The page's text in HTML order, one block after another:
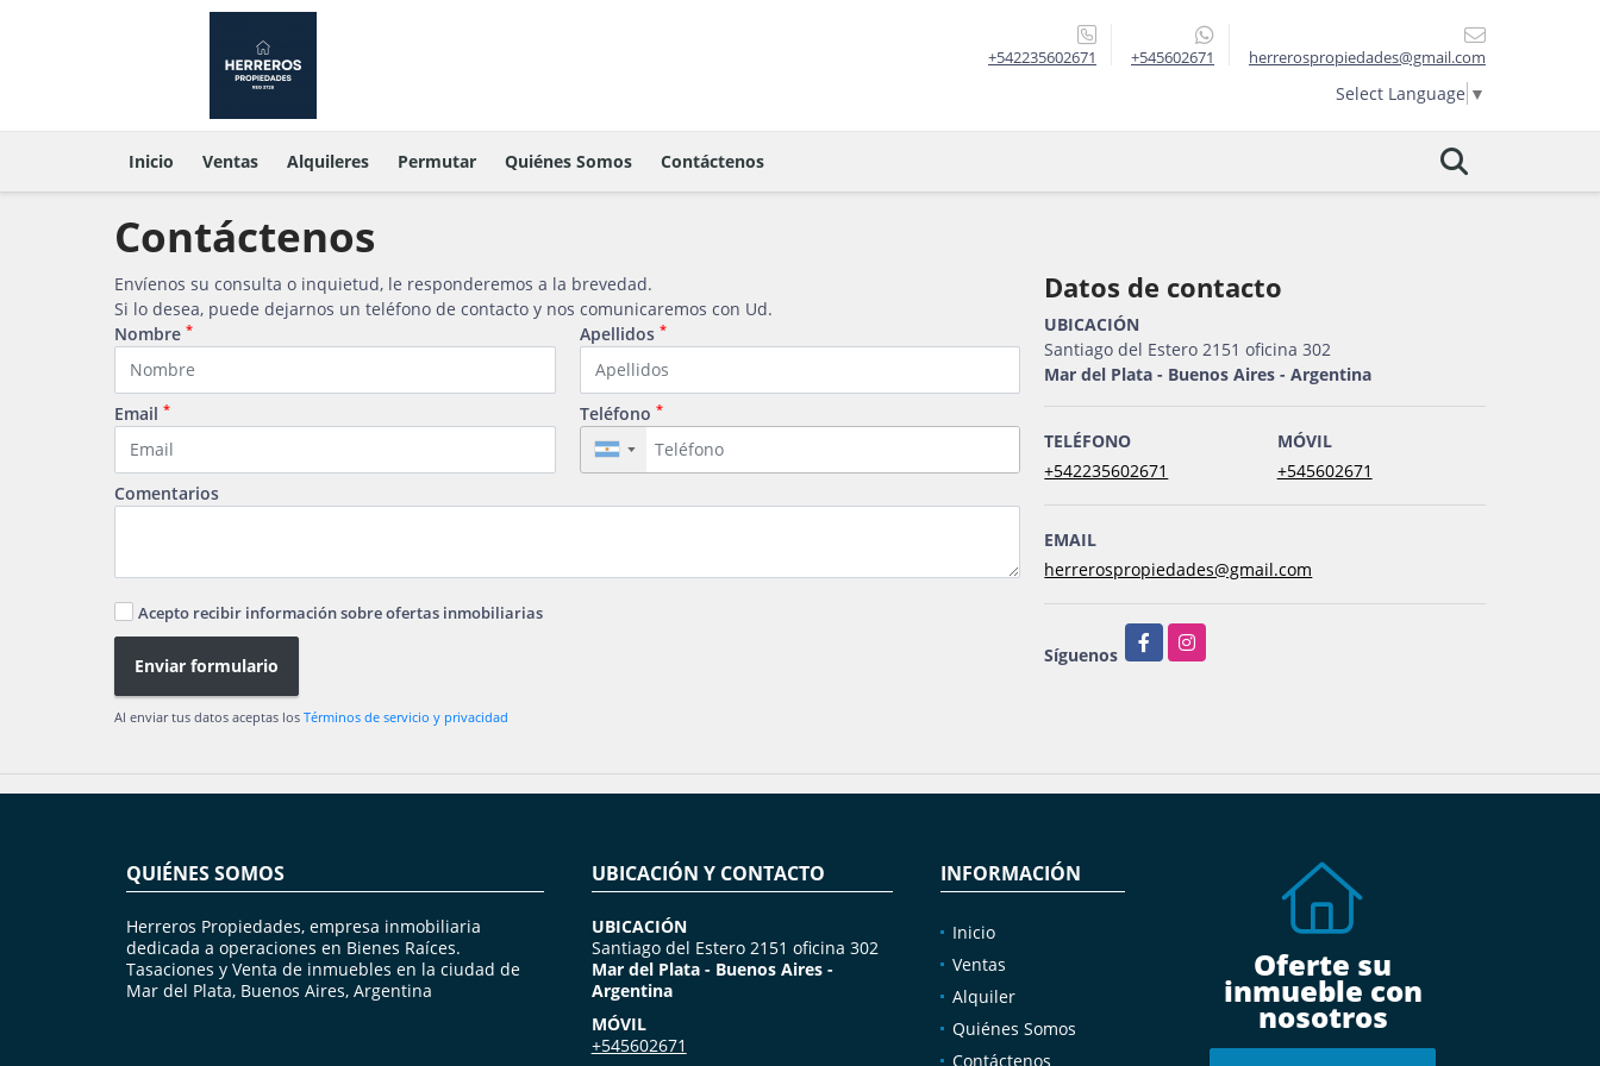
+542235602671 +545602671 herrerospropiedades@gmail.com
Select Language ▼
Inicio Ventas Alquileres Permutar Quiénes Somos Contáctenos
Contáctenos
Envíenos su consulta o inquietud, le responderemos a la brevedad.
Si lo desea, puede dejarnos un teléfono de contacto y nos comunicaremos con Ud.
Nombre * Apellidos *
Email * Teléfono *
▼
Comentarios
Acepto recibir información sobre ofertas inmobiliarias
Enviar formulario
Al enviar tus datos aceptas los Términos de servicio y privacidad
Datos de contacto
UBICACIÓN
Santiago del Estero 2151 oficina 302
Mar del Plata - Buenos Aires - Argentina
TELÉFONO
+542235602671
MÓVIL
+545602671
EMAIL
herrerospropiedades@gmail.com
Síguenos
FacebookInstagram
QUIÉNES SOMOS
Herreros Propiedades, empresa inmobiliaria
dedicada a operaciones en Bienes Raíces.
Tasaciones y Venta de inmuebles en la ciudad de
Mar del Plata, Buenos Aires, Argentina
UBICACIÓN Y CONTACTO
UBICACIÓN
Santiago del Estero 2151 oficina 302
Mar del Plata - Buenos Aires -
Argentina
MÓVIL
+545602671
INFORMACIÓN
Inicio
Ventas
Alquiler
Quiénes Somos
Contáctenos
Oferte su
inmueble con
nosotros